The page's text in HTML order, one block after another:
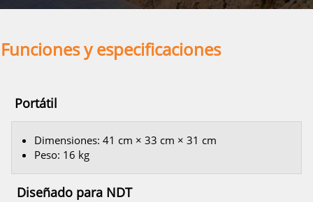
Funciones y especificaciones
Portátil
Dimensiones: 41 cm × 33 cm × 31 cm
Peso: 16 kg
Diseñado para NDT